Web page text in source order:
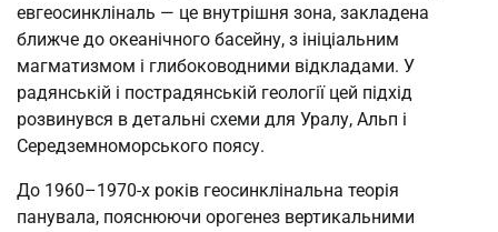
евгеосинкліналь — це внутрішня зона, закладена
ближче до океанічного басейну, з ініціальним
магматизмом і глибоководними відкладами. У
радянській і пострадянській геології цей підхід
розвинувся в детальні схеми для Уралу, Альп і
Середземноморського поясу.
До 1960–1970-х років геосинклінальна теорія
панувала, пояснюючи орогенез вертикальними